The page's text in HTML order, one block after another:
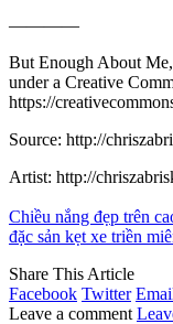
――――
But Enough About
under a Creative
https://
Source: http://
Artist: http://
Chiều nắng đẹp trên
đặc sản kẹt xe triền
Share This Article
Facebook Twitter
Leave a comment